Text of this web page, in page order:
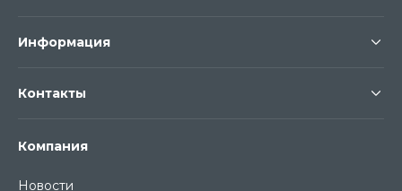
Компания
Новости
Информация
Контакты